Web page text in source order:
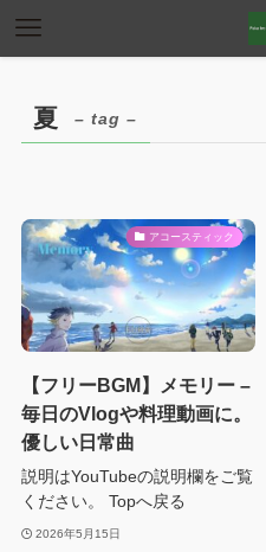
夏 – tag –
アコースティック
【フリーBGM】メモリー –
毎日のVlogや料理動画に。
優しい日常曲
説明はYouTubeの説明欄をご覧
ください。 Topへ戻る
2026年5月15日